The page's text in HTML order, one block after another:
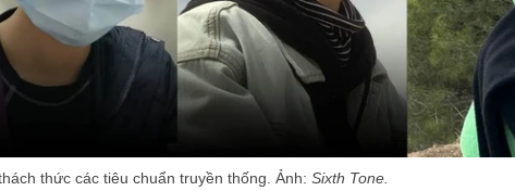
thức các tiêu chuẩn truyền thống. Ảnh: Sixth Tone.